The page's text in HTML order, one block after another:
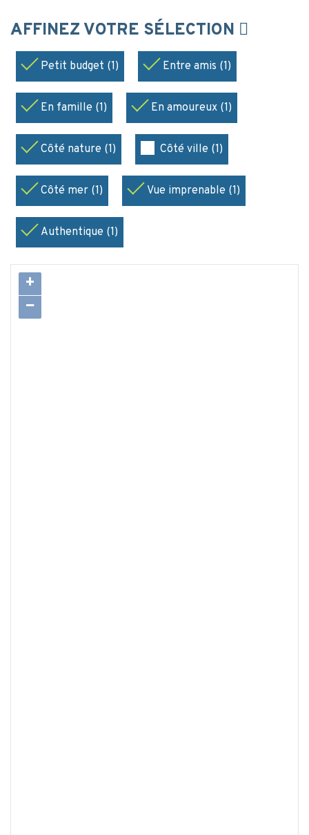
AFFINEZ VOTRE SÉLECTION
Petit budget (1) Entre amis (1)
En famille (1) En amoureux (1)
Côté nature (1) Côté ville (1)
Côté mer (1) Vue imprenable (1)
Authentique (1)
+
−